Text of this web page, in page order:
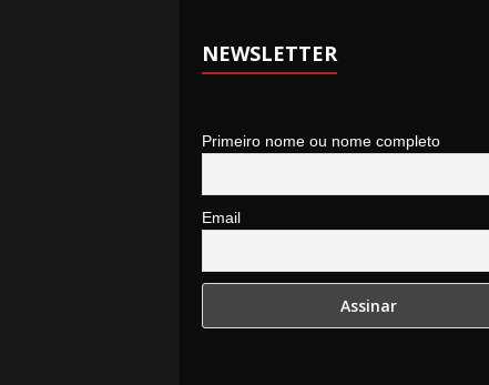
NEWSLETTER
Primeiro nome ou nome completo
Email